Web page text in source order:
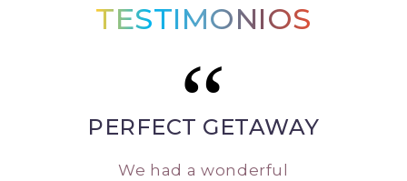
TESTIMONIOS
“
PERFECT GETAWAY
We had a wonderful